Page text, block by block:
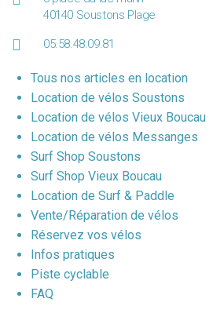
40140 Soustons Plage
05.58.48.09.81
Tous nos articles en location
Location de vélos Soustons
Location de vélos Vieux Boucau
Location de vélos Messanges
Surf Shop Soustons
Surf Shop Vieux Boucau
Location de Surf & Paddle
Vente/Réparation de vélos
Réservez vos vélos
Infos pratiques
Piste cyclable
FAQ